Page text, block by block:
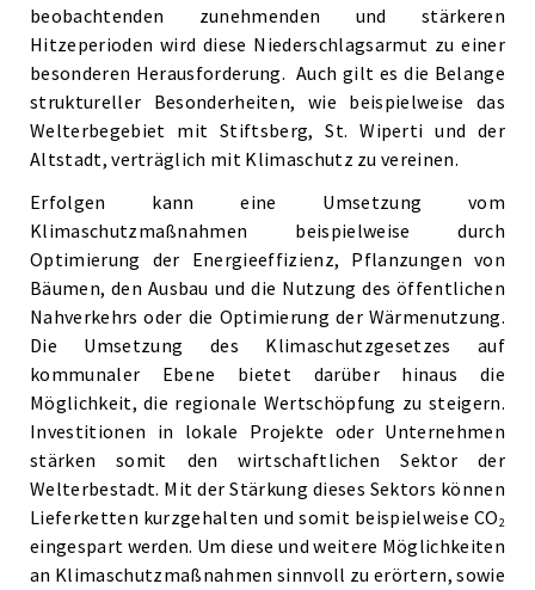
beobachtenden zunehmenden und stärkeren
Hitzeperioden wird diese Niederschlagsarmut zu einer
besonderen Herausforderung. Auch gilt es die Belange
struktureller Besonderheiten, wie beispielweise das
Welterbegebiet mit Stiftsberg, St. Wiperti und der
Altstadt, verträglich mit Klimaschutz zu vereinen.
Erfolgen kann eine Umsetzung vom
Klimaschutzmaßnahmen beispielweise durch
Optimierung der Energieeffizienz, Pflanzungen von
Bäumen, den Ausbau und die Nutzung des öffentlichen
Nahverkehrs oder die Optimierung der Wärmenutzung.
Die Umsetzung des Klimaschutzgesetzes auf
kommunaler Ebene bietet darüber hinaus die
Möglichkeit, die regionale Wertschöpfung zu steigern.
Investitionen in lokale Projekte oder Unternehmen
stärken somit den wirtschaftlichen Sektor der
Welterbestadt. Mit der Stärkung dieses Sektors können
Lieferketten kurzgehalten und somit beispielweise CO2
eingespart werden. Um diese und weitere Möglichkeiten
an Klimaschutzmaßnahmen sinnvoll zu erörtern, sowie